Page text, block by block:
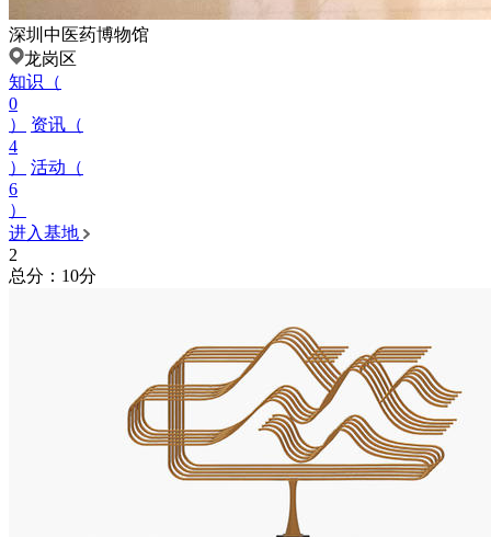
深圳中医药博物馆
龙岗区
知识（
0
）
资讯（
4
）
活动（
6
）
进入基地
2
总分：10分